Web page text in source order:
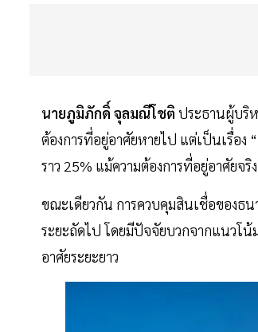
นายภูมิภักดิ์ จุลมณีโชติ ประธานผู้บริ
ต้องการที่อยู่อาศัยหายไป แต่เป็นเรื่อ
ราว 25% แม้ความต้องการที่อยู่อาศัยจ
ขณะเดียวกัน การควบคุมสินเชื่อของธ
ระยะถัดไป โดยมีปัจจัยบวกจากแนวโน้
อาศัยระยะยาว